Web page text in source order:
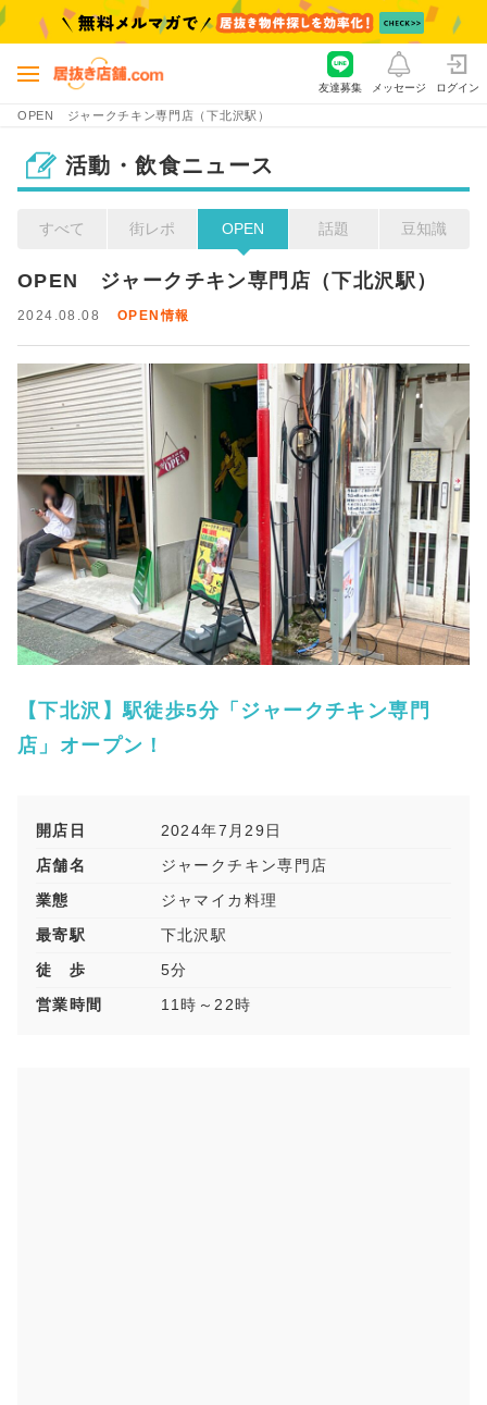
OPEN ジャークチキン専門店（下北沢駅）
友達募集 メッセージ ログイン
活動・飲食ニュース
すべて 街レポ OPEN 話題 豆知識
OPEN　ジャークチキン専門店（下北沢駅）
2024.08.08 OPEN情報
【下北沢】駅徒歩5分「ジャークチキン専門
店」オープン！
開店日
2024年7月29日
店舗名
ジャークチキン専門店
業態
ジャマイカ料理
最寄駅
下北沢駅
徒 歩
5分
営業時間
11時～22時